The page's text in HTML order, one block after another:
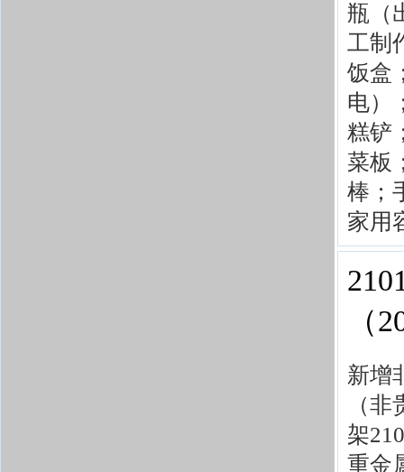
瓶（
工制
饭盒
电）
糕铲
菜板
棒；
家用
（
新增
（
架
重金